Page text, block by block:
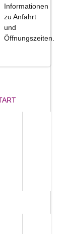
Informationen
zu Anfahrt
und
Öffnungszeiten.